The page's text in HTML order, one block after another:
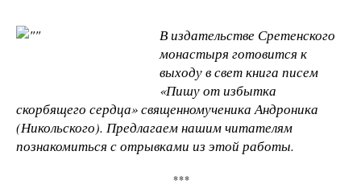
В издательстве Сретенского
монастыря готовится к
выходу в свет книга писем
«Пишу от избытка
скорбящего сердца» священномученика Андроника
(Никольского). Предлагаем нашим читателям
познакомиться с отрывками из этой работы.
***